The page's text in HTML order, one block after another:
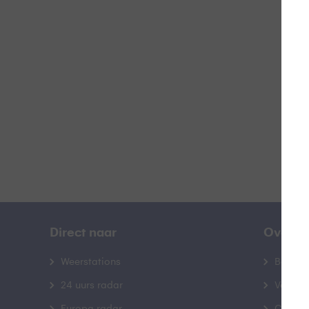
Direct naar
Weerstations
24 uurs radar
Over